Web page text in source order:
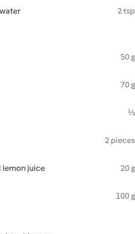
2 tsp
50 g
70 g
½
2 pieces
lemon juice 20 g
100 g